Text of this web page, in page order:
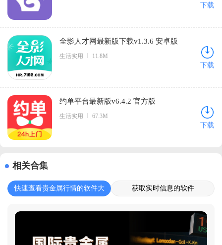
下载
全影人才网最新版下载v1.3.6 安卓版
生活实用 11.8M
下载
约单平台最新版v6.4.2 官方版
生活实用 67.3M
下载
相关合集
快速查看贵金属行情的软件大
获取实时信息的软件